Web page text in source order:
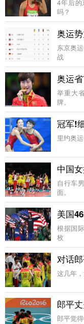
4年后
吗？
奥运
东京奥
战
奥运
举重大
牌。
冠军!
里约奥
中国
自行车
面。
美国
根据国
枚
对话
这几年
郎平
郎平觉